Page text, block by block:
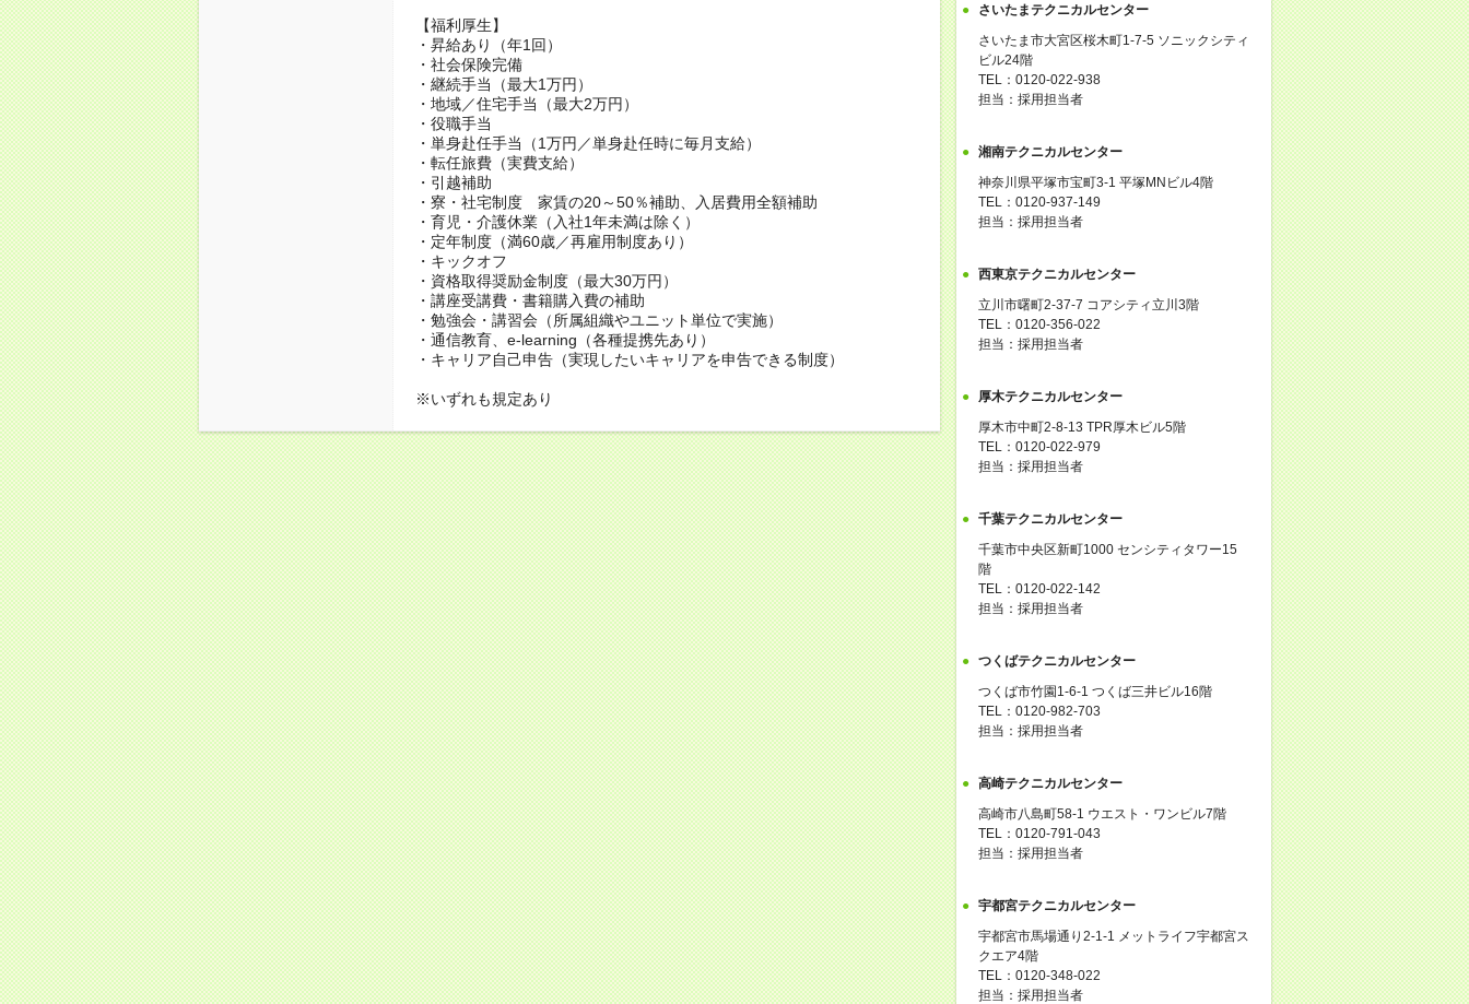
【福利厚生】
・昇給あり（年1回）
・社会保険完備
・継続手当（最大1万円）
・地域／住宅手当（最大2万円）
・役職手当
・単身赴任手当（1万円／単身赴任時に毎月支給）
・転任旅費（実費支給）
・引越補助
・寮・社宅制度 家賃の20～50％補助、入居費用全額補助
・育児・介護休業（入社1年未満は除く）
・定年制度（満60歳／再雇用制度あり）
・キックオフ
・資格取得奨励金制度（最大30万円）
・講座受講費・書籍購入費の補助
・勉強会・講習会（所属組織やユニット単位で実施）
・通信教育、e-learning（各種提携先あり）
・キャリア自己申告（実現したいキャリアを申告できる制度）
※いずれも規定あり
さいたまテクニカルセンター
さいたま市大宮区桜木町1-7-5 ソニックシティ
ビル24階
TEL：0120-022-938
担当：採用担当者
湘南テクニカルセンター
神奈川県平塚市宝町3-1 平塚MNビル4階
TEL：0120-937-149
担当：採用担当者
西東京テクニカルセンター
立川市曙町2-37-7 コアシティ立川3階
TEL：0120-356-022
担当：採用担当者
厚木テクニカルセンター
厚木市中町2-8-13 TPR厚木ビル5階
TEL：0120-022-979
担当：採用担当者
千葉テクニカルセンター
千葉市中央区新町1000 センシティタワー15
階
TEL：0120-022-142
担当：採用担当者
つくばテクニカルセンター
つくば市竹園1-6-1 つくば三井ビル16階
TEL：0120-982-703
担当：採用担当者
高崎テクニカルセンター
高崎市八島町58-1 ウエスト・ワンビル7階
TEL：0120-791-043
担当：採用担当者
宇都宮テクニカルセンター
宇都宮市馬場通り2-1-1 メットライフ宇都宮ス
クエア4階
TEL：0120-348-022
担当：採用担当者